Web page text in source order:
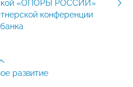
«ОПОРЫ РОССИИ»
конференции
развитие